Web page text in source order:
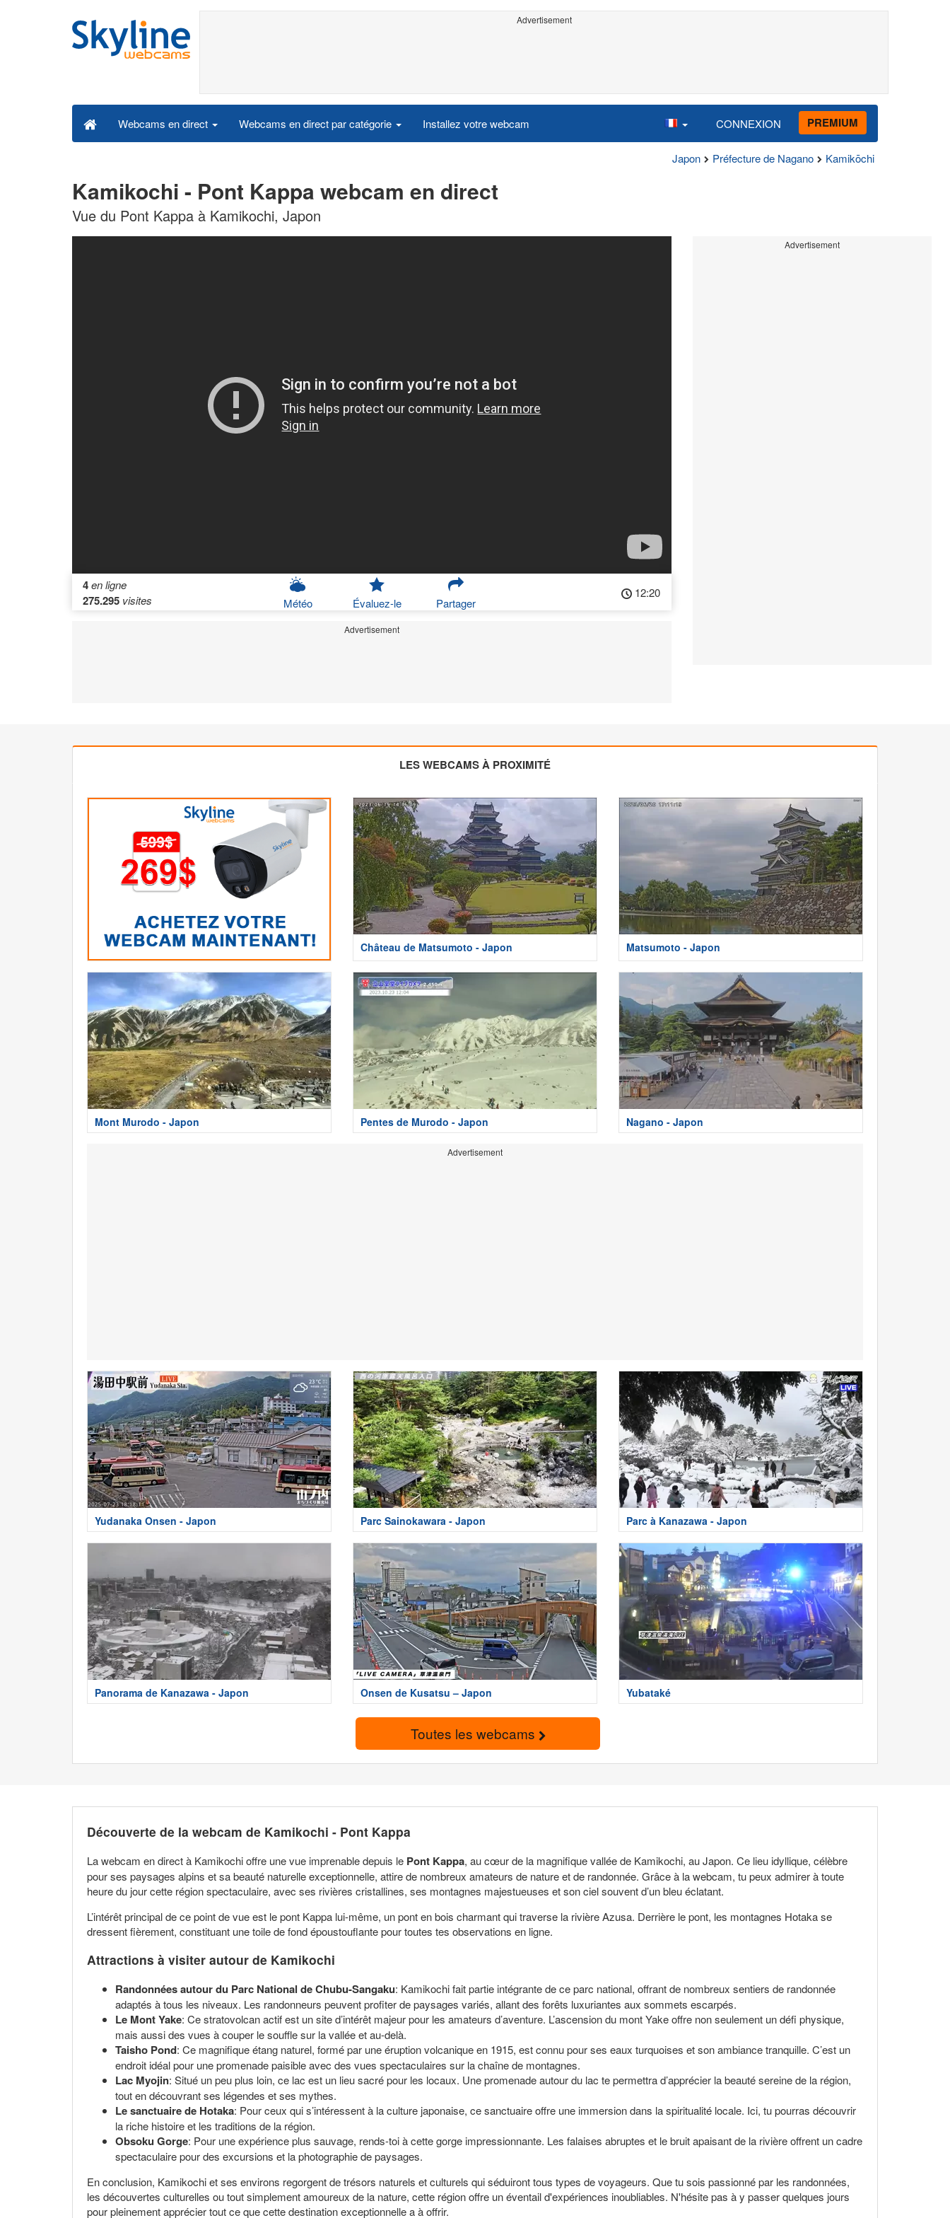
Advertisement
Webcams en direct Webcams en direct par catégorie Installez votre webcam CONNEXION PREMIUM
Japon Préfecture de Nagano Kamikōchi
Kamikochi - Pont Kappa webcam en direct
Vue du Pont Kappa à Kamikochi, Japon
4en ligne
275.295 visites Météo Évaluez-le Partager
12:20
Advertisement
Advertisement
LES WEBCAMS À PROXIMITÉ
Château de Matsumoto - Japon Matsumoto - Japon
Mont Murodo - Japon Pentes de Murodo - Japon Nagano - Japon
Advertisement
Yudanaka Onsen - Japon Parc Sainokawara - Japon Parc à Kanazawa - Japon
Panorama de Kanazawa - Japon Onsen de Kusatsu – Japon Yubataké
Toutes les webcams
Découverte de la webcam de Kamikochi - Pont Kappa
La webcam en direct à Kamikochi offre une vue imprenable depuis le Pont Kappa, au cœur de la magnifique vallée de Kamikochi, au Japon. Ce lieu idyllique, célèbre
pour ses paysages alpins et sa beauté naturelle exceptionnelle, attire de nombreux amateurs de nature et de randonnée. Grâce à la webcam, tu peux admirer à toute
heure du jour cette région spectaculaire, avec ses rivières cristallines, ses montagnes majestueuses et son ciel souvent d’un bleu éclatant.
L’intérêt principal de ce point de vue est le pont Kappa lui-même, un pont en bois charmant qui traverse la rivière Azusa. Derrière le pont, les montagnes Hotaka se
dressent fièrement, constituant une toile de fond époustouflante pour toutes tes observations en ligne.
Attractions à visiter autour de Kamikochi
Randonnées autour du Parc National de Chubu-Sangaku: Kamikochi fait partie intégrante de ce parc national, offrant de nombreux sentiers de randonnée
adaptés à tous les niveaux. Les randonneurs peuvent profiter de paysages variés, allant des forêts luxuriantes aux sommets escarpés.
Le Mont Yake: Ce stratovolcan actif est un site d’intérêt majeur pour les amateurs d’aventure. L’ascension du mont Yake offre non seulement un défi physique,
mais aussi des vues à couper le souffle sur la vallée et au-delà.
Taisho Pond: Ce magnifique étang naturel, formé par une éruption volcanique en 1915, est connu pour ses eaux turquoises et son ambiance tranquille. C’est un
endroit idéal pour une promenade paisible avec des vues spectaculaires sur la chaîne de montagnes.
Lac Myojin: Situé un peu plus loin, ce lac est un lieu sacré pour les locaux. Une promenade autour du lac te permettra d’apprécier la beauté sereine de la région,
tout en découvrant ses légendes et ses mythes.
Le sanctuaire de Hotaka: Pour ceux qui s’intéressent à la culture japonaise, ce sanctuaire offre une immersion dans la spiritualité locale. Ici, tu pourras découvrir
la riche histoire et les traditions de la région.
Obsoku Gorge: Pour une expérience plus sauvage, rends-toi à cette gorge impressionnante. Les falaises abruptes et le bruit apaisant de la rivière offrent un cadre
spectaculaire pour des excursions et la photographie de paysages.
En conclusion, Kamikochi et ses environs regorgent de trésors naturels et culturels qui séduiront tous types de voyageurs. Que tu sois passionné par les randonnées,
les découvertes culturelles ou tout simplement amoureux de la nature, cette région offre un éventail d'expériences inoubliables. N'hésite pas à y passer quelques jours
pour pleinement apprécier tout ce que cette destination exceptionnelle a à offrir.